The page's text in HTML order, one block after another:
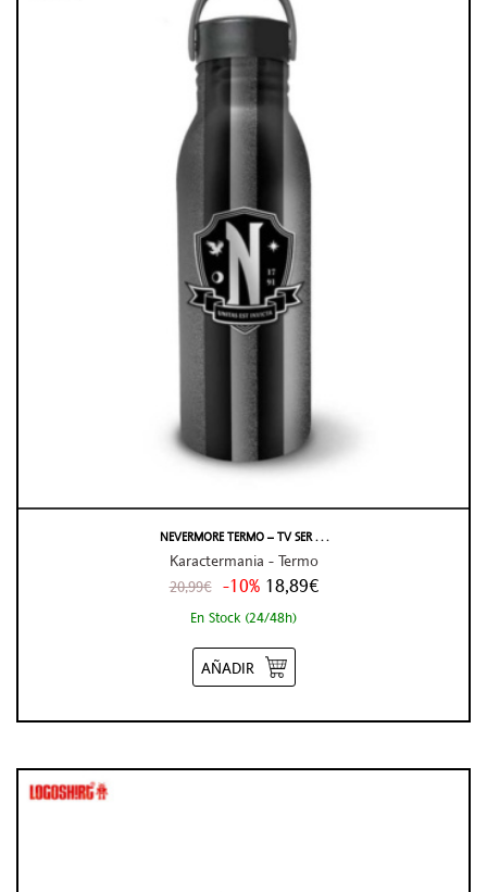
NEVERMORE TERMO – TV SER . . .
Karactermania - Termo
20,99€ -10% 18,89€
En Stock (24/48h)
AÑADIR